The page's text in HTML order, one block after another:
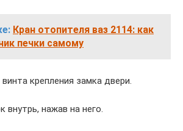
Кран отопителя ваз 2114: как
печки самому
крепления замка двери.
внутрь, нажав на него.